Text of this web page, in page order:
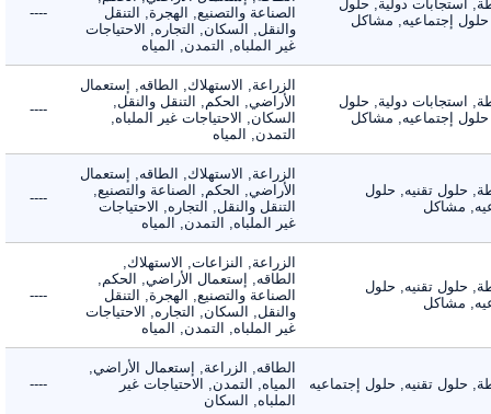
استجابات دولية, حلول
إجتماعيه, مشاكل
الصناعة والتصنيع, الهجرة, التنقل
والنقل, السكان, التجاره, الاحتياجات
غير الملباه, التمدن, المياه
----
استجابات دولية, حلول
إجتماعيه, مشاكل
الزراعة, الاستهلاك, الطاقه, إستعمال
الأراضي, الحكم, التنقل والنقل,
السكان, الاحتياجات غير الملباه,
التمدن, المياه
----
حلول تقنيه, حلول
مشاكل
الزراعة, الاستهلاك, الطاقه, إستعمال
الأراضي, الحكم, الصناعة والتصنيع,
التنقل والنقل, التجاره, الاحتياجات
غير الملباه, التمدن, المياه
----
حلول تقنيه, حلول
مشاكل
الزراعة, النزاعات, الاستهلاك,
الطاقه, إستعمال الأراضي, الحكم,
الصناعة والتصنيع, الهجرة, التنقل
والنقل, السكان, التجاره, الاحتياجات
غير الملباه, التمدن, المياه
----
حلول تقنيه, حلول إجتماعيه
الطاقه, الزراعة, إستعمال الأراضي,
المياه, التمدن, الاحتياجات غير
الملباه, السكان
----